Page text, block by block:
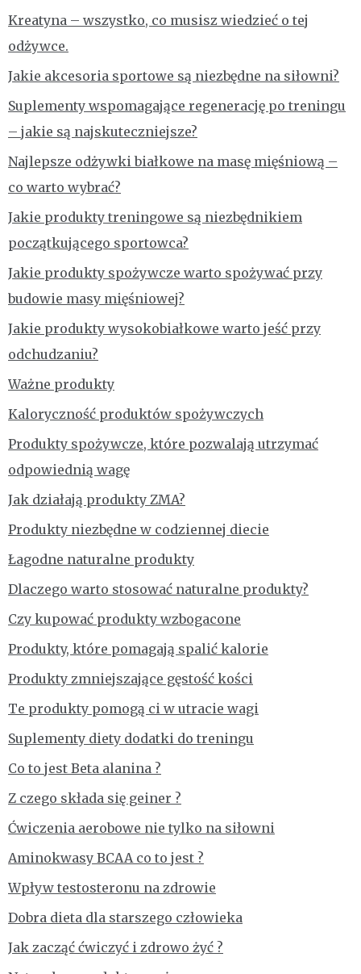
Kreatyna – wszystko, co musisz wiedzieć o tej
odżywce.
Jakie akcesoria sportowe są niezbędne na siłowni?
Suplementy wspomagające regenerację po treningu
– jakie są najskuteczniejsze?
Najlepsze odżywki białkowe na masę mięśniową –
co warto wybrać?
Jakie produkty treningowe są niezbędnikiem
początkującego sportowca?
Jakie produkty spożywcze warto spożywać przy
budowie masy mięśniowej?
Jakie produkty wysokobiałkowe warto jeść przy
odchudzaniu?
Ważne produkty
Kaloryczność produktów spożywczych
Produkty spożywcze, które pozwalają utrzymać
odpowiednią wagę
Jak działają produkty ZMA?
Produkty niezbędne w codziennej diecie
Łagodne naturalne produkty
Dlaczego warto stosować naturalne produkty?
Czy kupować produkty wzbogacone
Produkty, które pomagają spalić kalorie
Produkty zmniejszające gęstość kości
Te produkty pomogą ci w utracie wagi
Suplementy diety dodatki do treningu
Co to jest Beta alanina ?
Z czego składa się geiner ?
Ćwiczenia aerobowe nie tylko na siłowni
Aminokwasy BCAA co to jest ?
Wpływ testosteronu na zdrowie
Dobra dieta dla starszego człowieka
Jak zacząć ćwiczyć i zdrowo żyć ?